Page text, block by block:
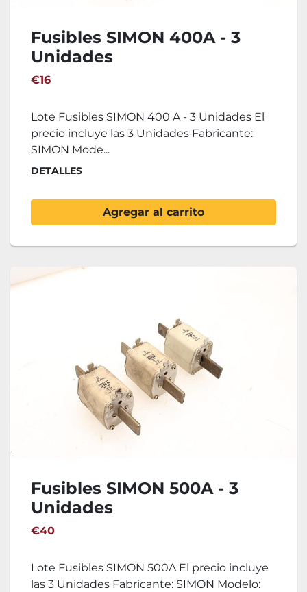
Fusibles SIMON 400A - 3
Unidades
€16
Lote Fusibles SIMON 400 A - 3 Unidades El
precio incluye las 3 Unidades Fabricante:
SIMON Mode...
DETALLES
Agregar al carrito
Fusibles SIMON 500A - 3
Unidades
€40
Lote Fusibles SIMON 500A El precio incluye
las 3 Unidades Fabricante: SIMON Modelo: